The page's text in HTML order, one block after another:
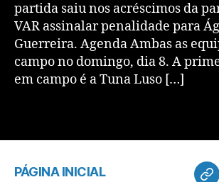
partida saiu nos acréscimos da
VAR assinalar penalidade para
Guerreira. Agenda Ambas as
campo no domingo, dia 8. A
em campo é a Tuna Luso […]
PÁGINA INICIAL